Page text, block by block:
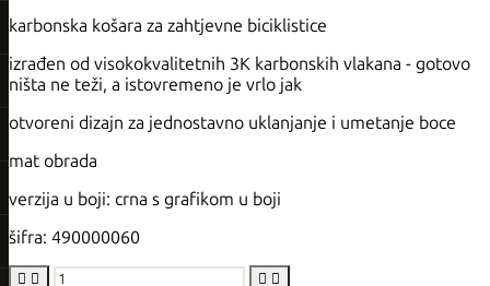
karbonska košara za zahtjevne biciklistice
izrađen od visokokvalitetnih 3K karbonskih vlakana - gotovo
ništa ne teži, a istovremeno je vrlo jak
otvoreni dizajn za jednostavno uklanjanje i umetanje boce
mat obrada
verzija u boji: crna s grafikom u boji
šifra: 490000060
   